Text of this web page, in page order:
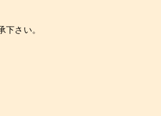
さい。